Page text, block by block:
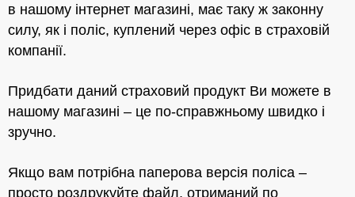
в нашому інтернет магазині, має таку ж законну
силу, як і поліс, куплений через офіс в страховій
компанії.
Придбати даний страховий продукт Ви можете в
нашому магазині – це по-справжньому швидко і
зручно.
Якщо вам потрібна паперова версія поліса –
просто роздрукуйте файл, отриманий по